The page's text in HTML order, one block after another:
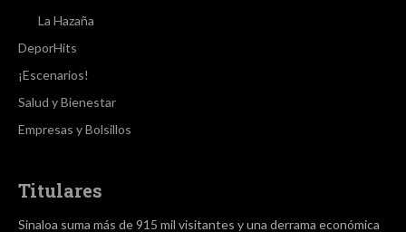
La Hazaña
DeporHits
¡Escenarios!
Salud y Bienestar
Empresas y Bolsillos
Titulares
Sinaloa suma más de 915 mil visitantes y una derrama económica